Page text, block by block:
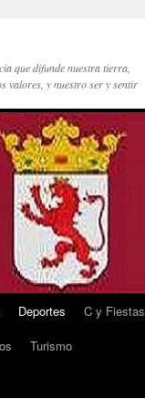
que difunde nuestra tierra,
valores, y nuestro ser y sentir
Deportes
C y Fiestas
Turismo